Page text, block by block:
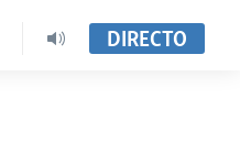
DIRECTO